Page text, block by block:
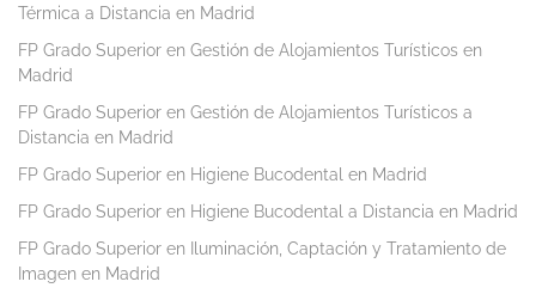
Térmica a Distancia en Madrid
FP Grado Superior en Gestión de Alojamientos Turísticos en
Madrid
FP Grado Superior en Gestión de Alojamientos Turísticos a
Distancia en Madrid
FP Grado Superior en Higiene Bucodental en Madrid
FP Grado Superior en Higiene Bucodental a Distancia en Madrid
FP Grado Superior en Iluminación, Captación y Tratamiento de
Imagen en Madrid